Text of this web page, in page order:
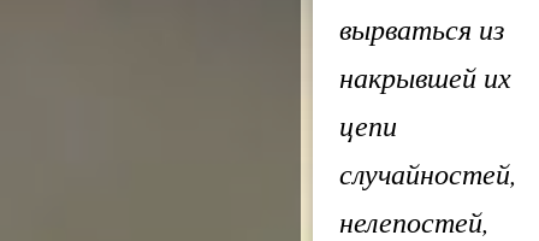
вырваться из
накрывшей их
цепи
случайностей,
нелепостей,